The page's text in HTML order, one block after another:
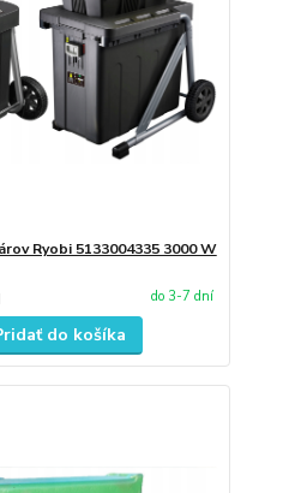
Ryobi 5133004335 3000 W
do 3-7 dní
do košíka